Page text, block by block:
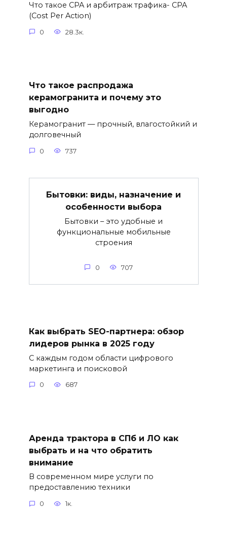
Что такое CPA и арбитраж трафика- CPA
(Cost Per Action)
0 28.3к.
Что такое распродажа
керамогранита и почему это
выгодно
Керамогранит — прочный, влагостойкий и
долговечный
0 737
Бытовки: виды, назначение и
особенности выбора
Бытовки – это удобные и
функциональные мобильные
строения
0 707
Как выбрать SEO-партнера: обзор
лидеров рынка в 2025 году
С каждым годом области цифрового
маркетинга и поисковой
0 687
Аренда трактора в СПб и ЛО как
выбрать и на что обратить
внимание
В современном мире услуги по
предоставлению техники
0 1к.